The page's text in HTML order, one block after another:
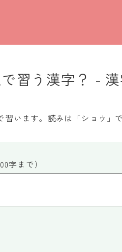
で習う漢字？ -
います。読みは「ショウ」で
字まで）